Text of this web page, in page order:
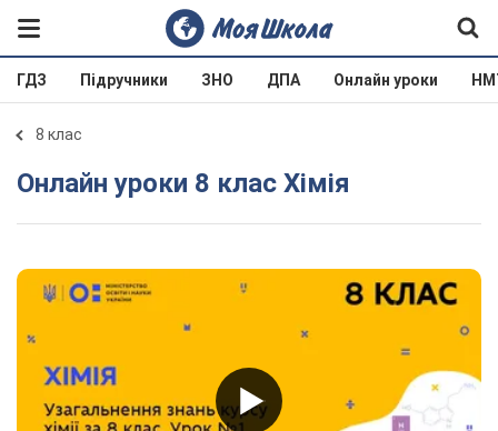
ГДЗ Підручники ЗНО ДПА Онлайн уроки
8 клас
Онлайн уроки 8 клас Хімія